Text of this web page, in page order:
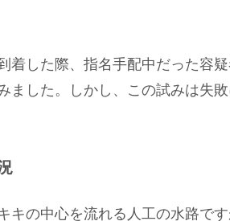
着した際、指名手配中だった容
ました。しかし、この試みは失
キの中心を流れる人工の水路で